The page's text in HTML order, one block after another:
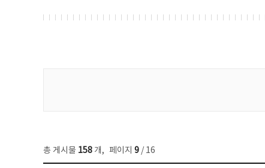
총 게시물 158 개, 페이지 9 / 16